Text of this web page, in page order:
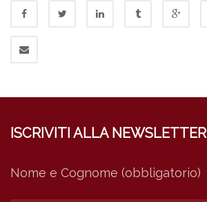
ISCRIVITI ALLA NEWSLETTER
Nome e Cognome (obbligatorio)